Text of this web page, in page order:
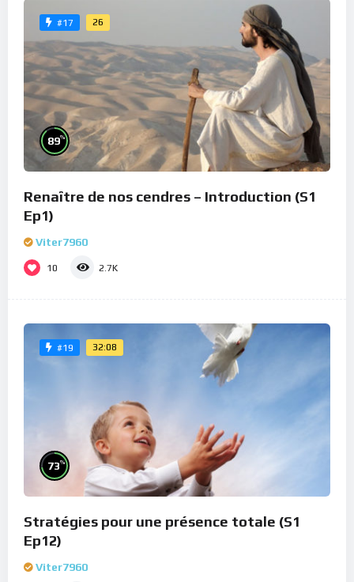
#17 26
89%
Renaître de nos cendres – Introduction (S1
Ep1)
Viter7960
10 2.7K
#19 32:08
73%
Stratégies pour une présence totale (S1
Ep12)
Viter7960